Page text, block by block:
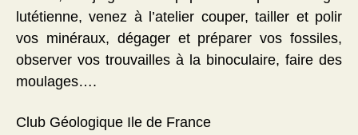
lutétienne, venez à l’atelier couper, tailler et polir
vos minéraux, dégager et préparer vos fossiles,
observer vos trouvailles à la binoculaire, faire des
moulages….
Club Géologique Ile de France